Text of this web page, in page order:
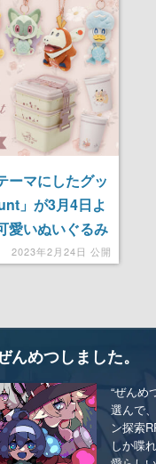
ーマにしたグッ
」が3月4日よ
愛いぬいぐるみ
など
2023年2月24日 公開
んめつしました。
“ぜんめ
選んで
ン探索
しか喋